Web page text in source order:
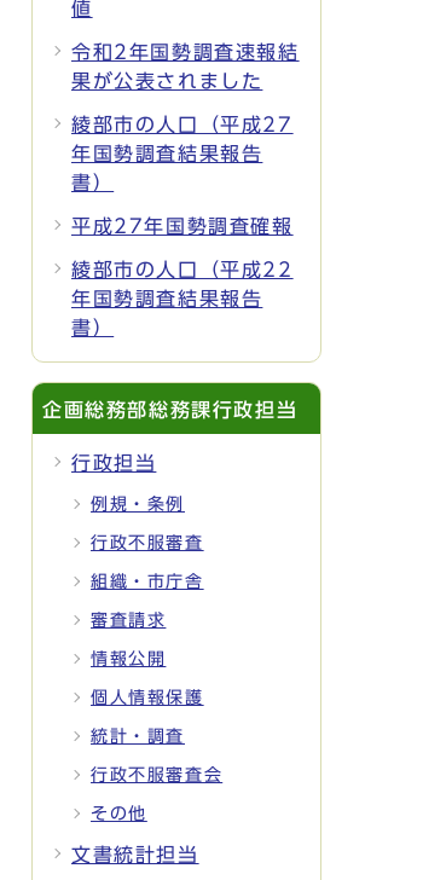
値
令和2年国勢調査速報結
果が公表されました
綾部市の人口（平成27
年国勢調査結果報告
書）
平成27年国勢調査確報
綾部市の人口（平成22
年国勢調査結果報告
書）
企画総務部総務課行政担当
行政担当
例規・条例
行政不服審査
組織・市庁舎
審査請求
情報公開
個人情報保護
統計・調査
行政不服審査会
その他
文書統計担当